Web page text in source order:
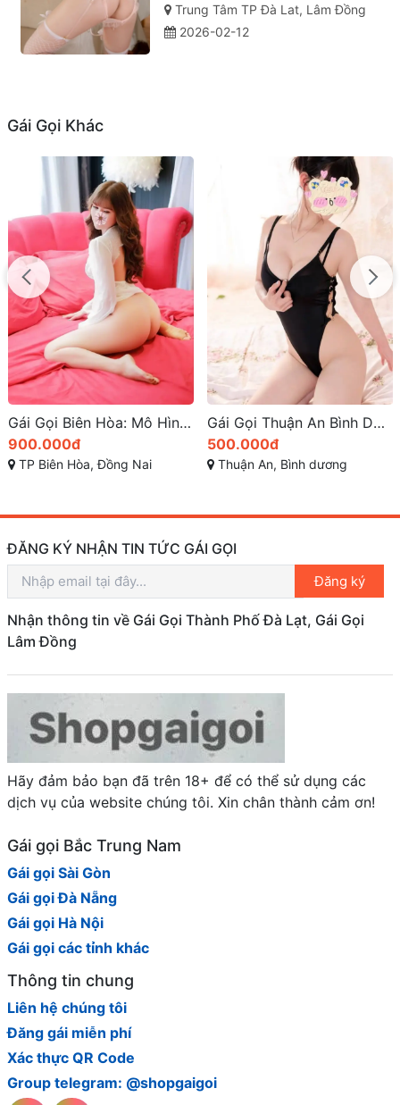
Trung Tâm TP Đà Lat, Lâm Đồng
2026-02-12
Gái Gọi Khác
Gái Gọi Biên Hòa: Mô Hình Dịch Vụ Nổi Bật Tại Đồng Nai 2025
900.000đ
TP Biên Hòa, Đồng Nai
Gái Gọi Thuận An Bình Dương Trải Nghiệm Đáng Nhớ
500.000đ
Thuận An, Bình dương
ĐĂNG KÝ NHẬN TIN TỨC GÁI GỌI
Đăng ký
Nhận thông tin về Gái Gọi Thành Phố Đà Lạt, Gái Gọi
Lâm Đồng
Hãy đảm bảo bạn đã trên 18+ để có thể sử dụng các
dịch vụ của website chúng tôi. Xin chân thành cảm ơn!
Gái gọi Bắc Trung Nam
Gái gọi Sài Gòn
Gái gọi Đà Nẵng
Gái gọi Hà Nội
Gái gọi các tỉnh khác
Thông tin chung
Liên hệ chúng tôi
Đăng gái miễn phí
Xác thực QR Code
Group telegram: @shopgaigoi